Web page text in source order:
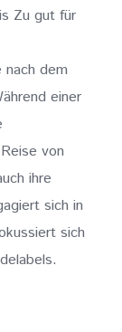
Zu gut für
nach dem
einer
von
ihre
sich in
sich